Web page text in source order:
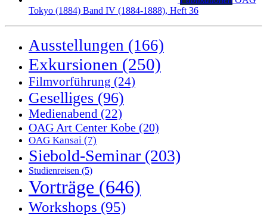
Tokyo (1884) Band IV (1884-1888), Heft 36
Ausstellungen (166)
Exkursionen (250)
Filmvorführung (24)
Geselliges (96)
Medienabend (22)
OAG Art Center Kobe (20)
OAG Kansai (7)
Siebold-Seminar (203)
Studienreisen (5)
Vorträge (646)
Workshops (95)